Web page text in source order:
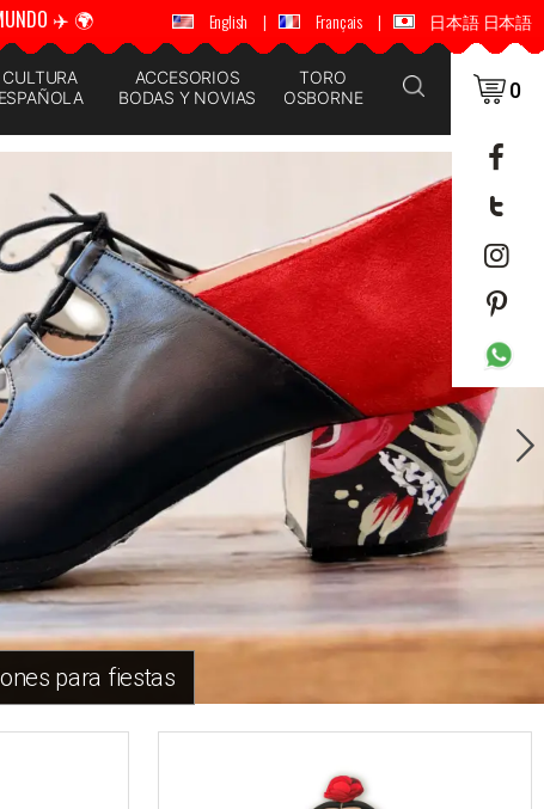
✈️ 🌍 🚚 📦 ENVÍOS A TODO EL MUNDO ✈️ 🌍
English | Français | 日本語 日本語
CULTURA
ESPAÑOLA
ACCESORIOS
BODAS Y NOVIAS
TORO
OSBORNE
0
para fiestas